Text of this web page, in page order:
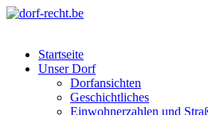
Skip
Startseite
Unser Dorf
Dorfansichten
Geschichtliches
Einwohnerzahlen und